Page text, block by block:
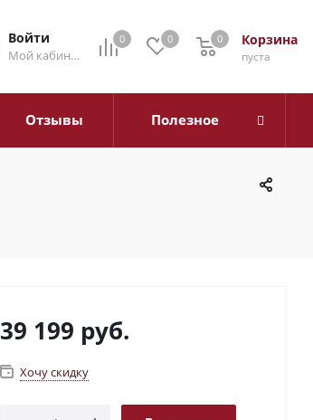
0 0 Корзина
0
пуста
0
Войти
Мой кабинет
Отзывы Полезное
39 199 руб.
Хочу скидку